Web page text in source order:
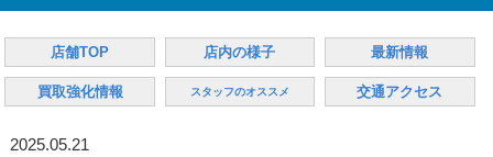
店舗TOP 店内の様子 最新情報
買取強化情報 スタッフのオススメ 交通アクセス
2025.05.21